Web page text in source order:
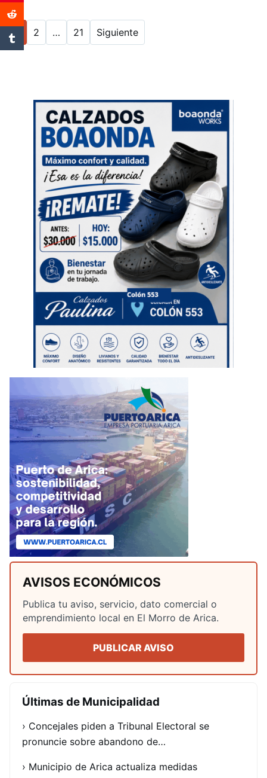
2 … 21 Siguiente
AVISOS ECONÓMICOS
Publica tu aviso, servicio, dato comercial o
emprendimiento local en El Morro de Arica.
PUBLICAR AVISO
Últimas de Municipalidad
› Concejales piden a Tribunal Electoral se
pronuncie sobre abandono de…
› Municipio de Arica actualiza medidas